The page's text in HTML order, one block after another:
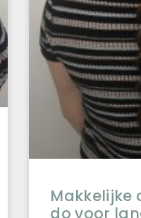
Makkelijke
do voor